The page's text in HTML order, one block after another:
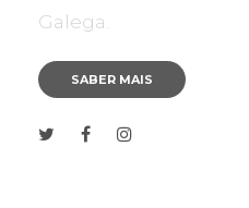
Galega.
SABER MAIS